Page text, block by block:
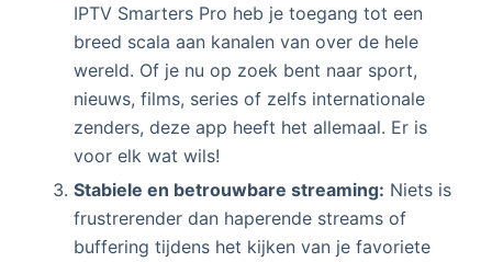
IPTV Smarters Pro heb je toegang tot een
breed scala aan kanalen van over de hele
wereld. Of je nu op zoek bent naar sport,
nieuws, films, series of zelfs internationale
zenders, deze app heeft het allemaal. Er is
voor elk wat wils!
Stabiele en betrouwbare streaming: Niets is
frustrerender dan haperende streams of
buffering tijdens het kijken van je favoriete